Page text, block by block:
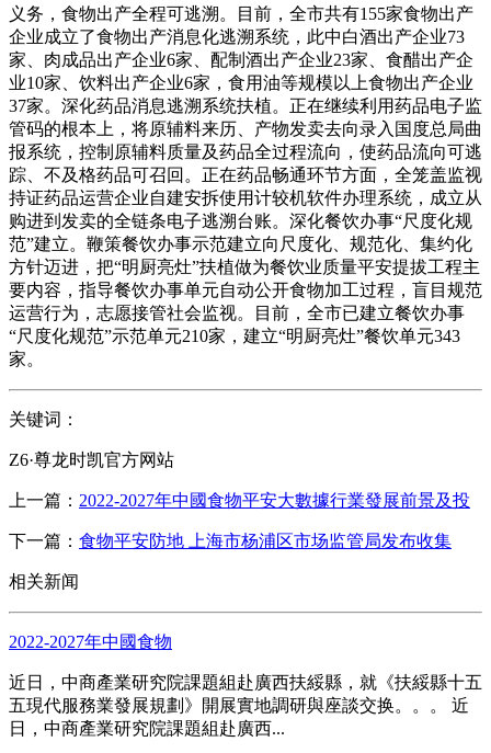
义务，食物出产全程可逃溯。目前，全市共有155家食物出产
企业成立了食物出产消息化逃溯系统，此中白酒出产企业73
家、肉成品出产企业6家、配制酒出产企业23家、食醋出产企
业10家、饮料出产企业6家，食用油等规模以上食物出产企业
37家。深化药品消息逃溯系统扶植。正在继续利用药品电子监
管码的根本上，将原辅料来历、产物发卖去向录入国度总局曲
报系统，控制原辅料质量及药品全过程流向，使药品流向可逃
踪、不及格药品可召回。正在药品畅通环节方面，全笼盖监视
持证药品运营企业自建安拆使用计较机软件办理系统，成立从
购进到发卖的全链条电子逃溯台账。深化餐饮办事“尺度化规
范”建立。鞭策餐饮办事示范建立向尺度化、规范化、集约化
方针迈进，把“明厨亮灶”扶植做为餐饮业质量平安提拔工程主
要内容，指导餐饮办事单元自动公开食物加工过程，盲目规范
运营行为，志愿接管社会监视。目前，全市已建立餐饮办事
“尺度化规范”示范单元210家，建立“明厨亮灶”餐饮单元343
家。
关键词：
Z6·尊龙时凯官方网站
上一篇： 2022-2027年中國食物平安大數據行業發展前景及投
下一篇： 食物平安防地 上海市杨浦区市场监管局发布收集
相关新闻
2022-2027年中國食物
近日，中商產業研究院課題組赴廣西扶綏縣，就《扶綏縣十五
五現代服務業發展規劃》開展實地調研與座談交换。。。 近
日，中商產業研究院課題組赴廣西...